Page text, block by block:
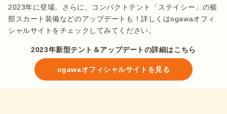
2023年に登場。さらに、コンパクトテント「ステイシー」の裾
部スカート装備などのアップデートも！詳しくはogawaオフィ
シャルサイトをチェックしてみてください。
2023年新型テント＆アップデートの詳細はこちら
ogawaオフィシャルサイトを見る